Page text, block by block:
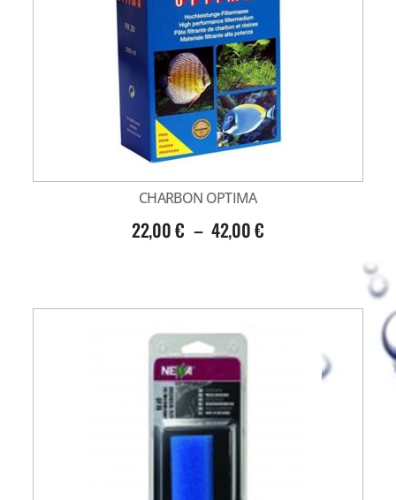
CHARBON OPTIMA
22,00€ – 42,00€